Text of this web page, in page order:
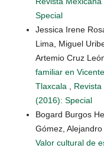
Special
Jessica Irene
Lima, Miguel
Artemio Cruz
familiar en
Tlaxcala
(2016): Special
Bogard Burgos
Gómez,
Valor cultural de